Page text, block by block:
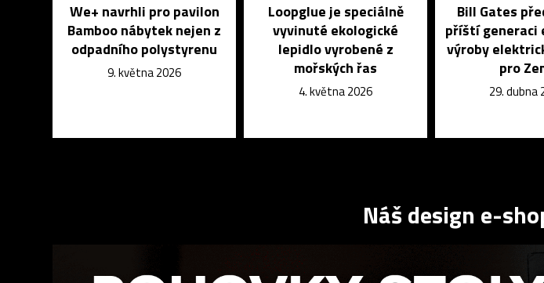
We+ navrhli pro pavilon
Bamboo nábytek nejen z
odpadního polystyrenu
9. května 2026
Loopglue je speciálně
vyvinuté ekologické
lepidlo vyrobené z
mořských řas
4. května 2026
Bill Gates
příští generaci
výroby
pro
29. dubna
Náš design e-